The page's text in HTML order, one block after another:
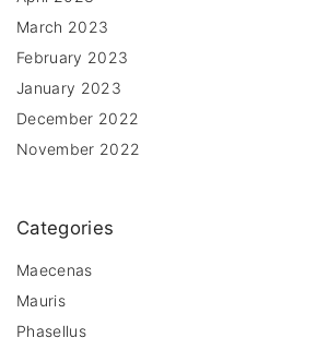
March 2023
February 2023
January 2023
December 2022
November 2022
Categories
Maecenas
Mauris
Phasellus